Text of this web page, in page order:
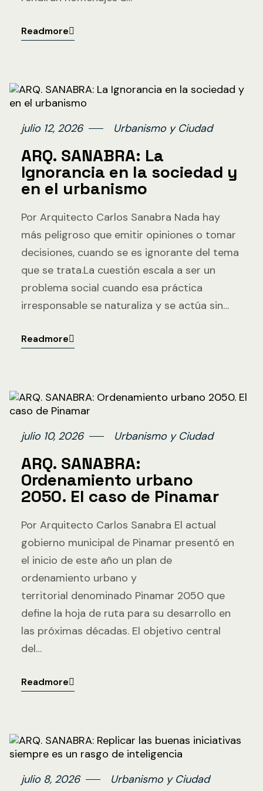
Readmore
julio 12, 2026 Urbanismo y Ciudad
ARQ. SANABRA: La
Ignorancia en la sociedad y
en el urbanismo
Por Arquitecto Carlos Sanabra Nada hay
más peligroso que emitir opiniones o tomar
decisiones, cuando se es ignorante del tema
que se trata.La cuestión escala a ser un
problema social cuando esa práctica
irresponsable se naturaliza y se actúa sin…
Readmore
julio 10, 2026 Urbanismo y Ciudad
ARQ. SANABRA:
Ordenamiento urbano
2050. El caso de Pinamar
Por Arquitecto Carlos Sanabra El actual
gobierno municipal de Pinamar presentó en
el inicio de este año un plan de
ordenamiento urbano y
territorial denominado Pinamar 2050 que
define la hoja de ruta para su desarrollo en
las próximas décadas. El objetivo central
del…
Readmore
julio 8, 2026 Urbanismo y Ciudad